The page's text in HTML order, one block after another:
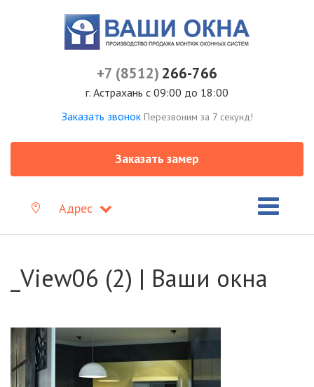
+7 (8512) 266-766
г. Астрахань с 09:00 до 18:00
Заказать звонок Перезвоним за 7 секунд!
Заказать замер
Адрес
_View06 (2) | Ваши окна